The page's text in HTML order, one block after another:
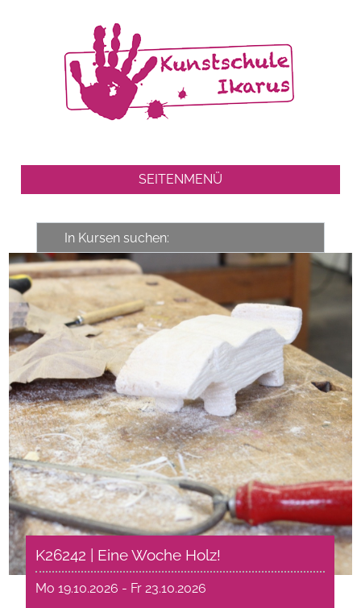
SEITENMENÜ
K26242 | Eine Woche Holz!
Mo 19.10.2026 - Fr 23.10.2026